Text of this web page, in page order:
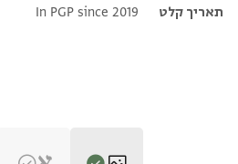
תאריך קלט In PGP since 2019